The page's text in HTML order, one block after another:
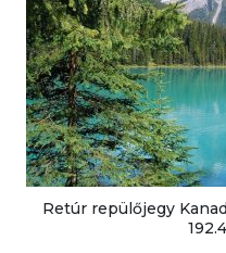
Retúr repülőjegy